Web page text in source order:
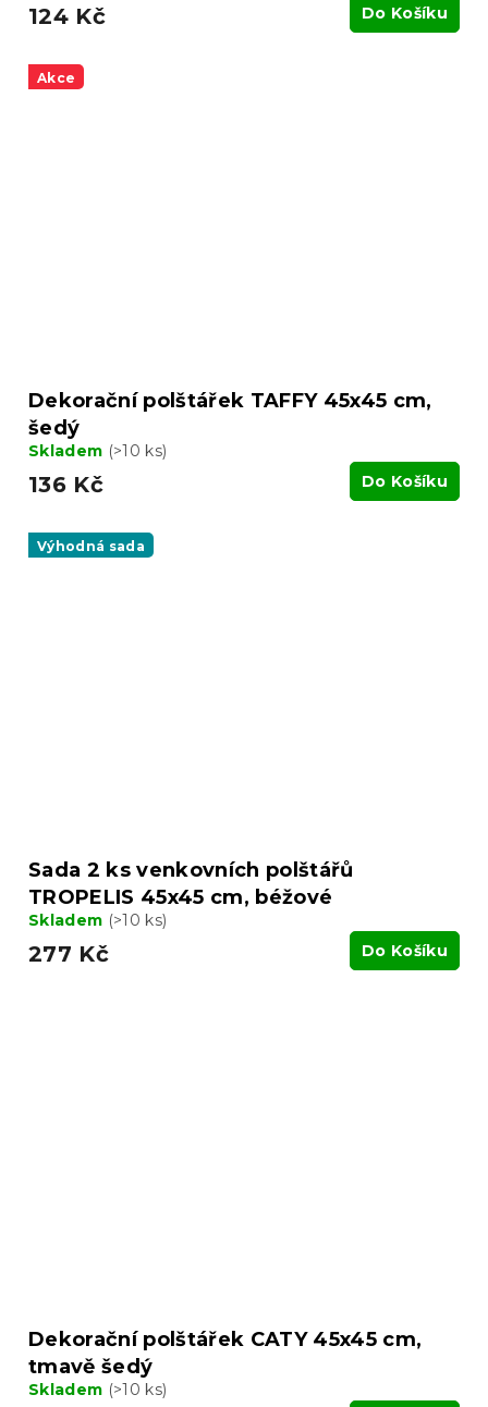
124 Kč Do Košíku
Akce
Dekorační polštářek TAFFY 45x45 cm,
šedý
Skladem (>10 ks)
136 Kč Do Košíku
Výhodná sada
Sada 2 ks venkovních polštářů
TROPELIS 45x45 cm, béžové
Skladem (>10 ks)
277 Kč Do Košíku
Dekorační polštářek CATY 45x45 cm,
tmavě šedý
Skladem (>10 ks)